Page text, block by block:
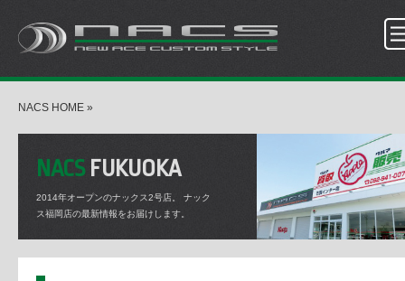
NACS HOME »
NACSFUKUOKA
2014年オープンのナックス2号店。
ナック
ス福岡店の最新情報をお届けします。